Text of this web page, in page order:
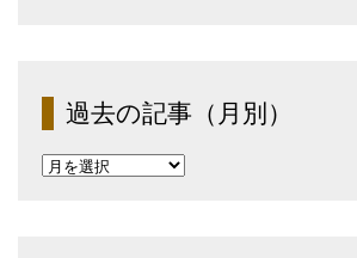
過去の記事（月別）
過
去